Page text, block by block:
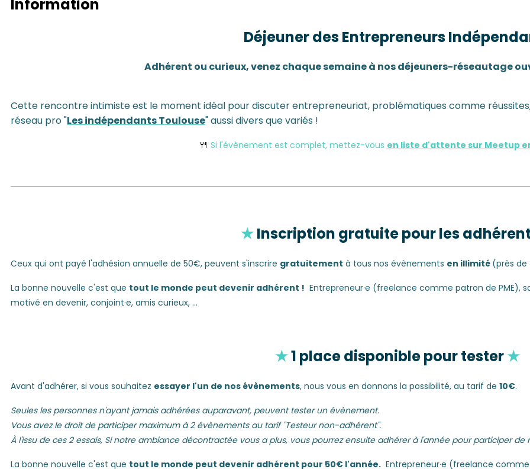
Information
Déjeuner des Entrepreneurs
Adhérent ou curieux, venez chaque semaine à nos déjeuners-réseautage
Cette rencontre intimiste est le moment idéal pour discuter entrepreneuriat, problématiques comme
réseau pro "Les indépendants Toulouse" aussi divers que variés !
🍴 Si l'évènement est complet, mettez-vous en liste d'attente sur Meetup
★Inscription gratuite pour les
Ceux qui ont payé l'adhésion annuelle de 50€, peuvent s'inscrire gratuitement à tous nos évènements en illimité (près de
La bonne nouvelle c'est que tout le monde peut devenir adhérent ! Entrepreneur·e (freelance comme patron de PME),
motivé en devenir, conjoint·e, amis curieux, ...
★1 place disponible pour tester★
Avant d'adhérer, si vous souhaitez essayer l'un de nos évènements, nous vous en donnons la possibilité, au tarif de 10€.
Seules les personnes n'ayant jamais adhérées auparavant, peuvent tester un évènement.
Vous avez le droit de participer maximum à 2 évènements au tarif "Testeur non-adhérent".
À l'issu de ces 2 essais, Si notre ambiance décontractée vous a plus, vous pourrez ensuite adhérer à l'année pour participer de
La bonne nouvelle c'est que tout le monde peut devenir adhérent pour 50€ l'année. Entrepreneur·e (freelance